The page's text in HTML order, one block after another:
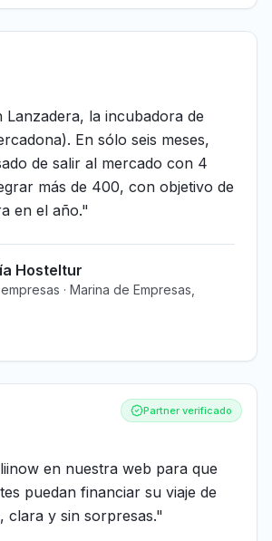
Lanzadera, la incubadora de
En sólo seis meses,
de salir al mercado con 4
más de 400, con objetivo de
en el año."
Hosteltur
· Marina de Empresas,
Partner verificado
en nuestra web para que
puedan financiar su viaje de
clara y sin sorpresas."